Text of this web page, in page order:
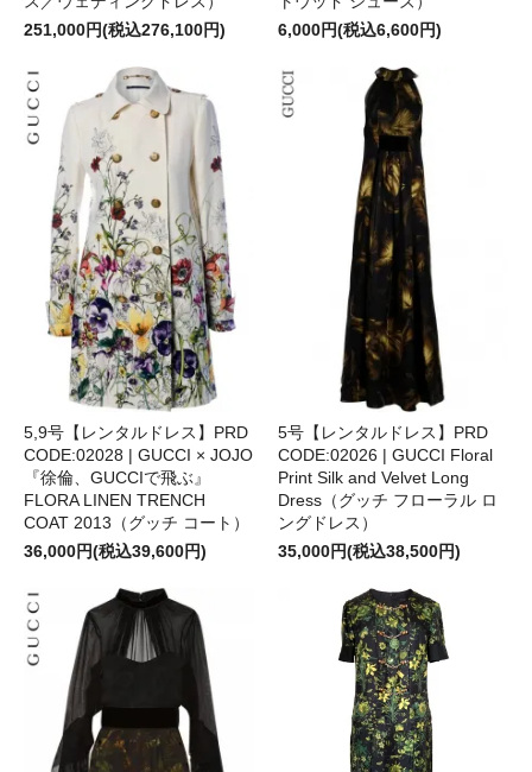
251,000円(税込276,100円)
6,000円(税込6,600円)
5,9号【レンタルドレス】PRD
CODE:02028 | GUCCI × JOJO
『徐倫、GUCCIで飛ぶ』
FLORA LINEN TRENCH
COAT 2013（グッチ コート）
36,000円(税込39,600円)
5号【レンタルドレス】PRD
CODE:02026 | GUCCI Floral
Print Silk and Velvet Long
Dress（グッチ フローラル ロ
ングドレス）
35,000円(税込38,500円)